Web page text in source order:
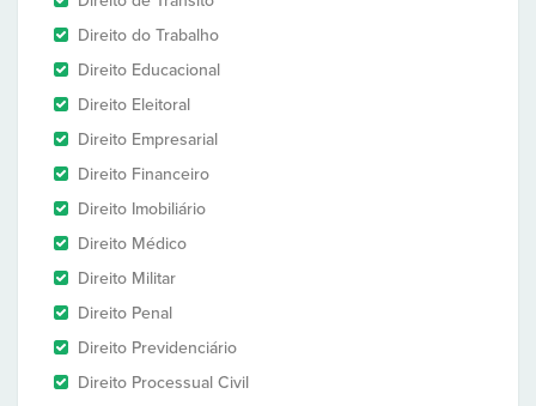
Direito do Trabalho
Direito Educacional
Direito Eleitoral
Direito Empresarial
Direito Financeiro
Direito Imobiliário
Direito Médico
Direito Militar
Direito Penal
Direito Previdenciário
Direito Processual Civil